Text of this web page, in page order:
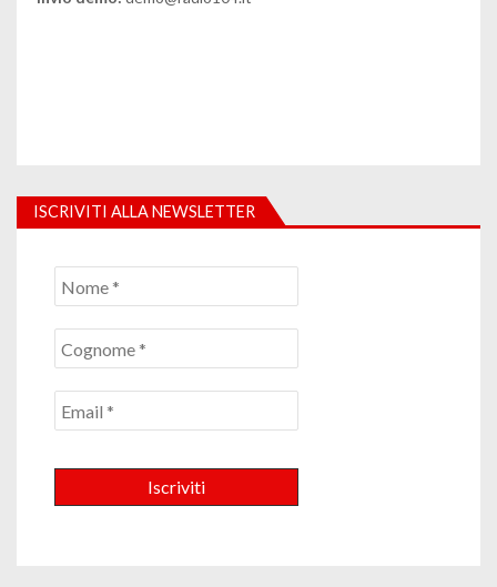
ISCRIVITI ALLA NEWSLETTER